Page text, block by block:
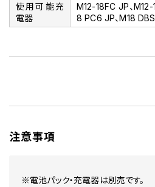
使用可能充
電器
M12-18FC JP、
8 PC6 JP、M18
注意事項
※電池パック・充電器は別売です。